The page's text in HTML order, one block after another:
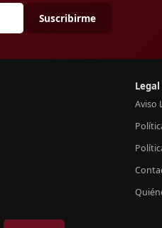
Suscribirme
Legal
Aviso